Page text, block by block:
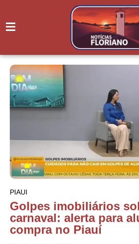
PIAUI
Golpes imobiliários
carnaval: alerta para
compra no Piauí